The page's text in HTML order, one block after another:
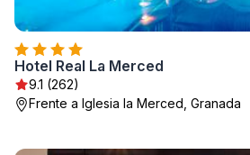
Hotel Real La Merced
9.1 (262)
Frente a Iglesia la Merced, Granada